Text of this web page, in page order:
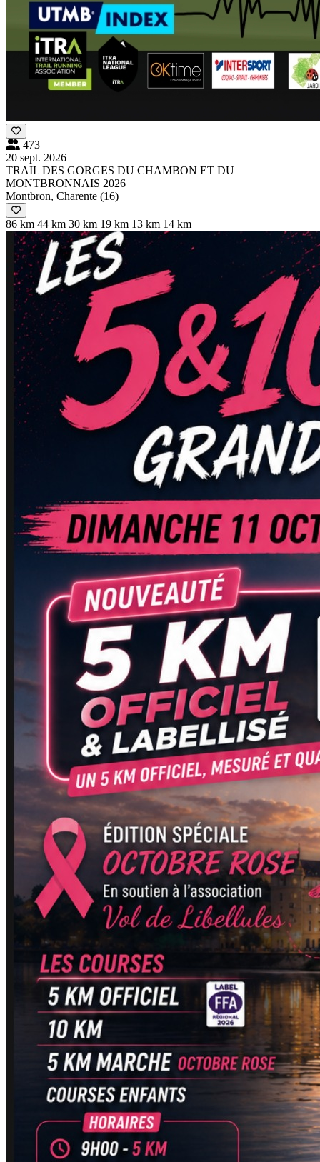
473
20 sept. 2026
TRAIL DES GORGES DU CHAMBON ET DU
MONTBRONNAIS 2026
Montbron, Charente (16)
86 km 44 km 30 km 19 km 13 km 14 km